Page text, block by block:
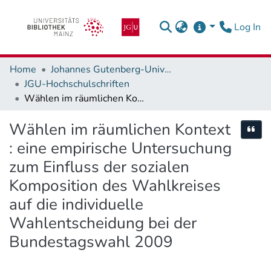
Log In
Home
Johannes Gutenberg-Universität Mainz
JGU-Hochschulschriften
Wählen im räumlichen Kontext : eine empirische Untersuchung zum Einfluss der sozialen Komposition des Wahlkreises auf die individuelle Wahlentscheidung bei der Bundestagswahl 2009
Wählen im räumlichen Kontext
: eine empirische Untersuchung
zum Einfluss der sozialen
Komposition des Wahlkreises
auf die individuelle
Wahlentscheidung bei der
Bundestagswahl 2009